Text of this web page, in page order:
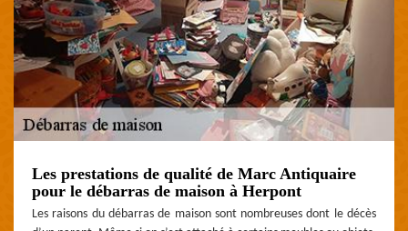
Les prestations de qualité de Marc Antiquaire
pour le débarras de maison à Herpont
Les raisons du débarras de maison sont nombreuses dont le décès